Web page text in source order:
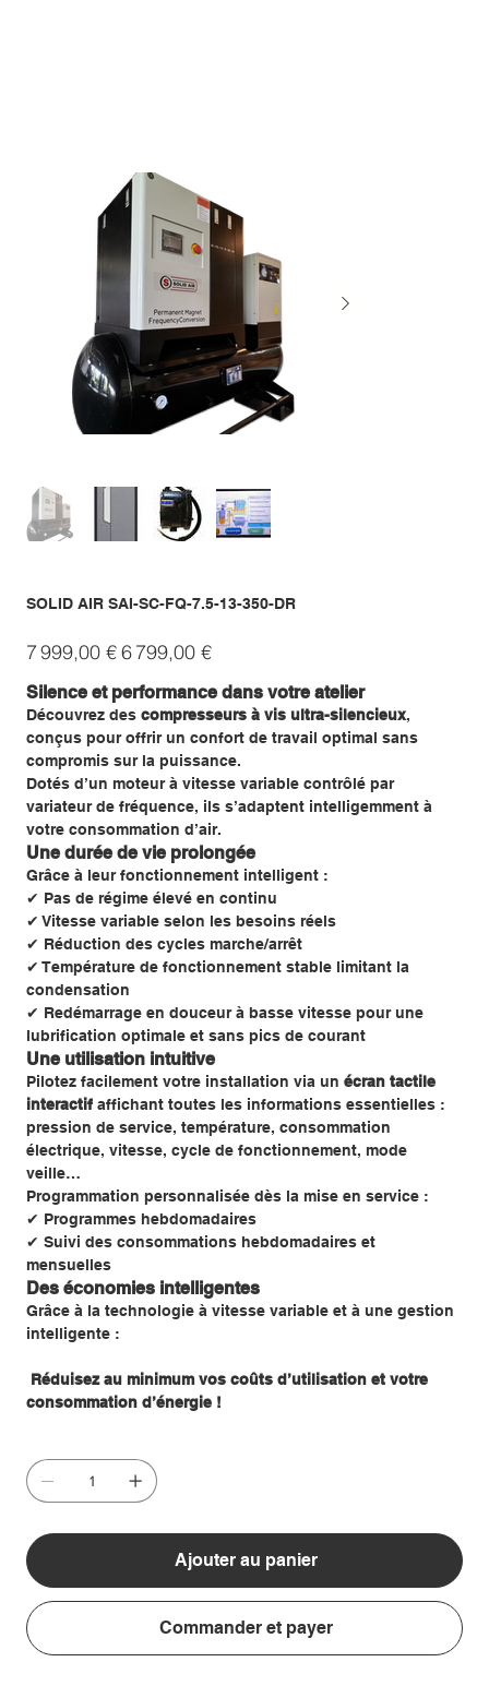
SOLID AIR SAI-SC-FQ-7.5-13-350-DR
Prix
d’origine
7 999,00 € Prix
promotionnel
6 799,00 €
Silence et performance dans votre atelier
Découvrez des compresseurs à vis ultra-silencieux,
conçus pour offrir un confort de travail optimal sans
compromis sur la puissance.
Dotés d’un moteur à vitesse variable contrôlé par
variateur de fréquence, ils s’adaptent intelligemment à
votre consommation d’air.
Une durée de vie prolongée
Grâce à leur fonctionnement intelligent :
✔ Pas de régime élevé en continu
✔ Vitesse variable selon les besoins réels
✔ Réduction des cycles marche/arrêt
✔ Température de fonctionnement stable limitant la
condensation
✔ Redémarrage en douceur à basse vitesse pour une
lubrification optimale et sans pics de courant
Une utilisation intuitive
Pilotez facilement votre installation via un écran tactile
interactif affichant toutes les informations essentielles :
pression de service, température, consommation
électrique, vitesse, cycle de fonctionnement, mode
veille…
Programmation personnalisée dès la mise en service :
✔ Programmes hebdomadaires
✔ Suivi des consommations hebdomadaires et
mensuelles
Des économies intelligentes
Grâce à la technologie à vitesse variable et à une gestion
intelligente :
Réduisez au minimum vos coûts d’utilisation et votre
consommation d’énergie !
Ajouter au panier
Commander et payer